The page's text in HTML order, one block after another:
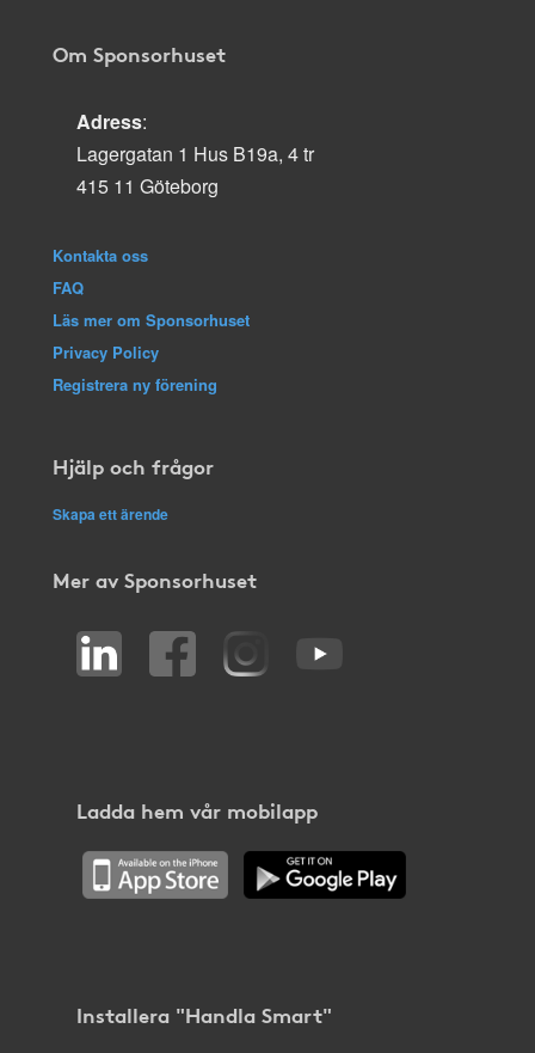
Om Sponsorhuset
Adress:
Lagergatan 1 Hus B19a, 4 tr
415 11 Göteborg
Kontakta oss
FAQ
Läs mer om Sponsorhuset
Privacy Policy
Registrera ny förening
Hjälp och frågor
Skapa ett ärende
Mer av Sponsorhuset
Ladda hem vår mobilapp
Installera "Handla Smart"